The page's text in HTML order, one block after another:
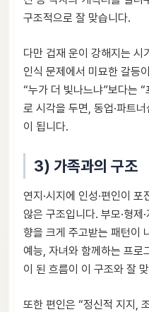
구조적으로 잘 맞습니다.
다만 겁재 운이 강해지는 시
인식 문제에서 미묘한 갈등
“누가 더 빛나느냐”보다는
로 시각을 두면, 동업·파트
이 됩니다.
3) 가족과의 구조
연지·시지에 인성·편인이
않은 구조입니다. 부모·형제
향을 크게 주고받는 패턴이
예능, 자녀와 함께하는 프로
이 된 흐름이 이 구조와 잘
또한 편인은 “정신적 지지,